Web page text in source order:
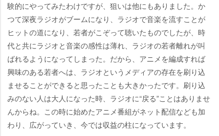
験的にやってみたわけですが、狙いは他にもありました。か
つて深夜ラジオがブームになり、ラジオで音楽を流すことが
ヒットの道になり、若者がこぞって聴いたものでしたが、時
代と共にラジオと音楽の感性は薄れ、ラジオの若者離れが叫
ばれるようになってしまった。だから、アニメを編成すれば
興味のある若者へは、ラジオというメディアの存在を刷り込
ませることができると思ったことも大きかったです。刷り込
みのない人は大人になった時、ラジオに“戻る”ことはありませ
んからね。この時に始めたアニメ番組がネット配信なども加
わり、広がっていき、今では収益の柱になっています。